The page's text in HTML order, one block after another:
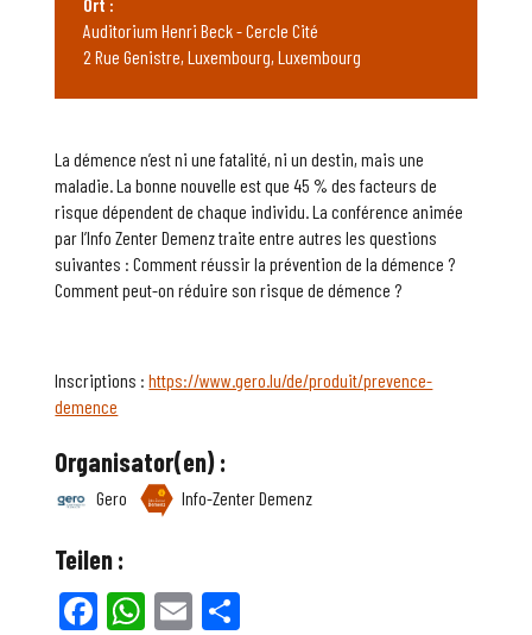
La démence n’est ni une fatalité, ni un destin, mais une
maladie. La bonne nouvelle est que 45 % des facteurs de
risque dépendent de chaque individu. La conférence animée
par l’Info Zenter Demenz traite entre autres les questions
suivantes : Comment réussir la prévention de la démence ?
Comment peut-on réduire son risque de démence ?
Inscriptions :https://www.gero.lu/de/produit/prevence-
demence
Organisator(en) :
Gero Info-Zenter Demenz
Teilen :
Facebook
WhatsApp
Email
Ort :
Auditorium Henri Beck - Cercle Cité
2 Rue Genistre, Luxembourg, Luxembourg